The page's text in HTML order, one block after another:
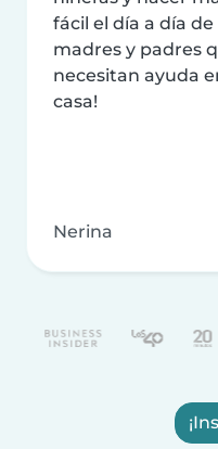
fácil el día a día de
madres y padres
necesitan ayuda
casa!
Nerina